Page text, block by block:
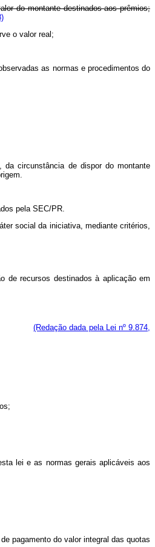
do montante destinados aos prêmios;
o valor real;
as normas e procedimentos do
circunstância de dispor do montante
pela SEC/PR.
social da iniciativa, mediante critérios,
de recursos destinados à aplicação em
(Redação dada pela Lei nº 9.874,
lei e as normas gerais aplicáveis aos
pagamento do valor integral das quotas